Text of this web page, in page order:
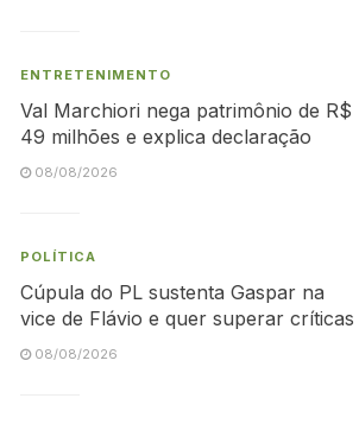
ENTRETENIMENTO
Val Marchiori nega patrimônio de R$
49 milhões e explica declaração
08/08/2026
POLÍTICA
Cúpula do PL sustenta Gaspar na
vice de Flávio e quer superar críticas
08/08/2026